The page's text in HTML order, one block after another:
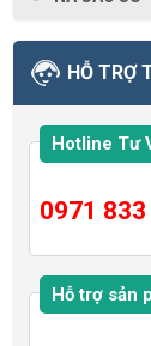
HỖ TRỢ
Hotline Tư
0971
Hỗ trợ sản